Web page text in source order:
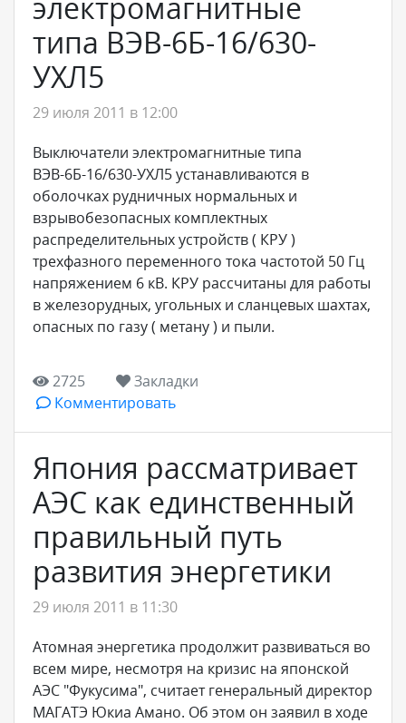
типа ВЭВ-6Б-16/630-
УХЛ5
29 июля 2011 в 12:00
Выключатели электромагнитные типа
ВЭВ-6Б-16/630-УХЛ5 устанавливаются в
оболочках рудничных нормальных и
взрывобезопасных комплектных
распределительных устройств ( КРУ )
трехфазного переменного тока частотой 50 Гц
напряжением 6 кВ. КРУ рассчитаны для работы
в железорудных, угольных и сланцевых шахтах,
опасных по газу ( метану ) и пыли.
2725
Закладки
Комментировать
Япония рассматривает
АЭС как единственный
правильный путь
развития энергетики
29 июля 2011 в 11:30
Атомная энергетика продолжит развиваться во
всем мире, несмотря на кризис на японской
АЭС "Фукусима", считает генеральный директор
МАГАТЭ Юкиа Амано. Об этом он заявил в ходе